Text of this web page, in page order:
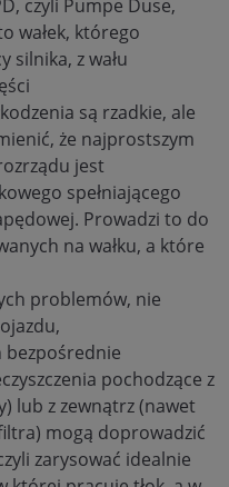
czyli Pumpe Duse,
wałek, którego
silnika, z wału
są rzadkie, ale
że najprostszym
jest
spełniającego
Prowadzi to do
na wałku, a które
problemów, nie
bezpośrednie
pochodzące z
lub z zewnątrz (nawet
mogą doprowadzić
zarysować idealnie